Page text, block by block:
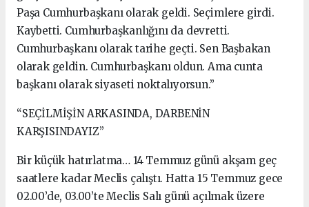
Paşa Cumhurbaşkanı olarak geldi. Seçimlere girdi.
Kaybetti. Cumhurbaşkanlığını da devretti.
Cumhurbaşkanı olarak tarihe geçti. Sen Başbakan
olarak geldin. Cumhurbaşkanı oldun. Ama cunta
başkanı olarak siyaseti noktalıyorsun.”
“SEÇİLMİŞİN ARKASINDA, DARBENİN
KARŞISINDAYIZ”
Bir küçük hatırlatma… 14 Temmuz günü akşam geç
saatlere kadar Meclis çalıştı. Hatta 15 Temmuz gece
02.00’de, 03.00’te Meclis Salı günü açılmak üzere